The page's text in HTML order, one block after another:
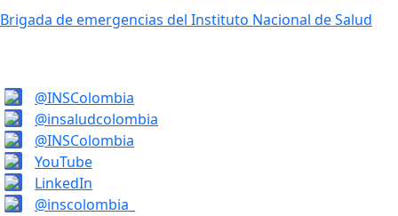
Brigada de emergencias del Instituto Nacional de Salud
@INSColombia
@insaludcolombia
@INSColombia
YouTube
LinkedIn
@inscolombia_